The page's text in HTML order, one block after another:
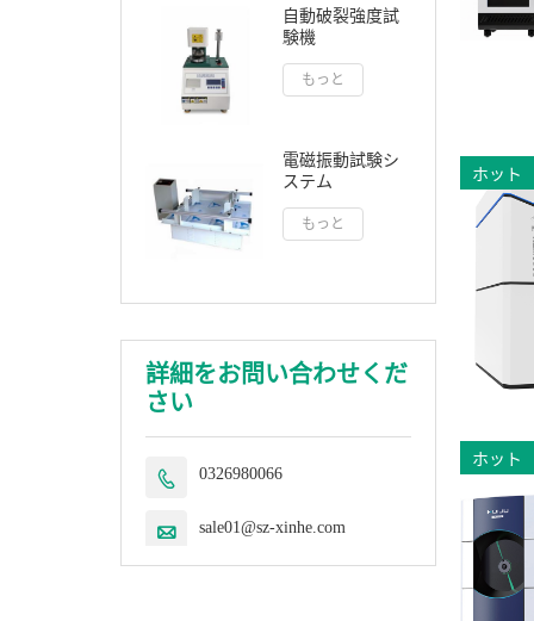
自動破裂強度試
験機
もっと
電磁振動試験シ
ステム
もっと
詳細をお問い合わせくだ
さい
 0326980066
 sale01@sz-xinhe.com
ホット
ホット